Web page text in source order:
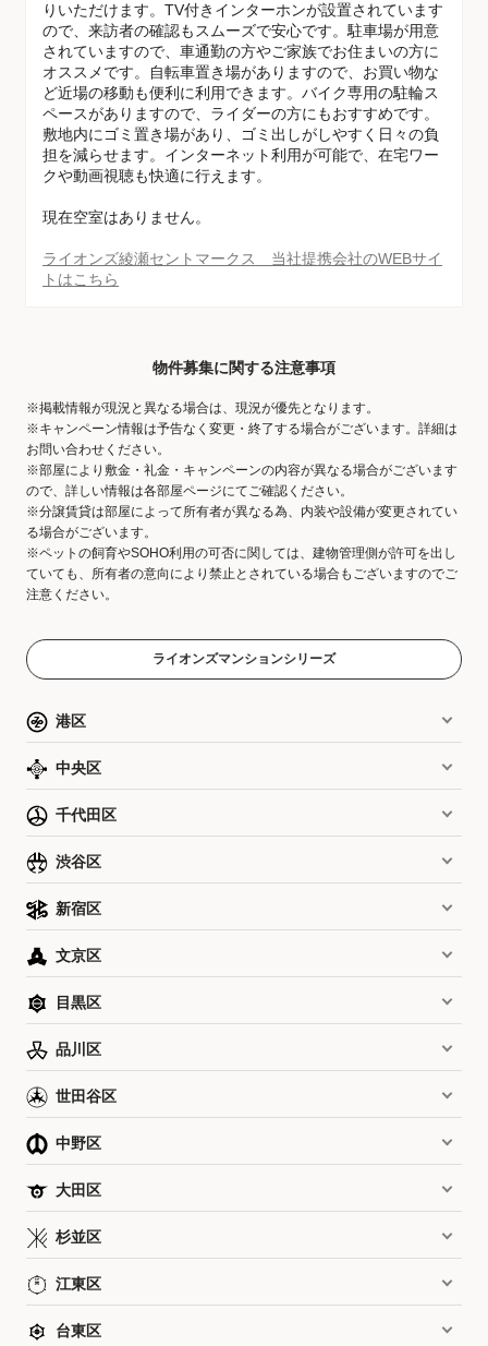
りいただけます。TV付きインターホンが設置されています
ので、来訪者の確認もスムーズで安心です。駐車場が用意
されていますので、車通勤の方やご家族でお住まいの方に
オススメです。自転車置き場がありますので、お買い物な
ど近場の移動も便利に利用できます。バイク専用の駐輪ス
ペースがありますので、ライダーの方にもおすすめです。
敷地内にゴミ置き場があり、ゴミ出しがしやすく日々の負
担を減らせます。インターネット利用が可能で、在宅ワー
クや動画視聴も快適に行えます。
現在空室はありません。
ライオンズ綾瀬セントマークス 当社提携会社のWEBサイ
トはこちら
物件募集に関する注意事項
※掲載情報が現況と異なる場合は、現況が優先となります。
※キャンペーン情報は予告なく変更・終了する場合がございます。詳細は
お問い合わせください。
※部屋により敷金・礼金・キャンペーンの内容が異なる場合がございます
ので、詳しい情報は各部屋ページにてご確認ください。
※分譲賃貸は部屋によって所有者が異なる為、内装や設備が変更されてい
る場合がございます。
※ペットの飼育やSOHO利用の可否に関しては、建物管理側が許可を出し
ていても、所有者の意向により禁止とされている場合もございますのでご
注意ください。
ライオンズマンションシリーズ
港区
中央区
千代田区
渋谷区
新宿区
文京区
目黒区
品川区
世田谷区
中野区
大田区
杉並区
江東区
台東区